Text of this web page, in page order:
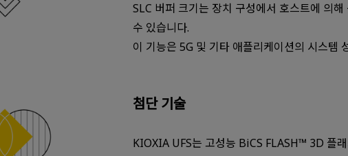
SLC 버퍼 크기는 장치 구성에서 호스트에 의
수 있습니다.
이 기능은 5G 및 기타 애플리케이션의 시스템
첨단 기술
KIOXIA UFS는 고성능 BiCS FLASH™ 3D 플